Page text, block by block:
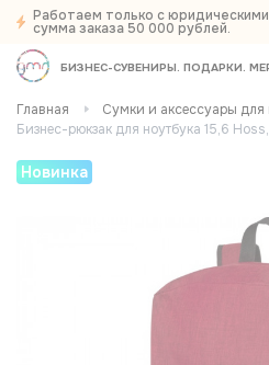
Работаем только с
сумма заказа 50 000 рублей.
БИЗНЕС-СУВЕНИРЫ ПОДАРКИ
Главная
Сумки и аксессуары для
Бизнес-рюкзак для ноутбука 15,6
Новинка